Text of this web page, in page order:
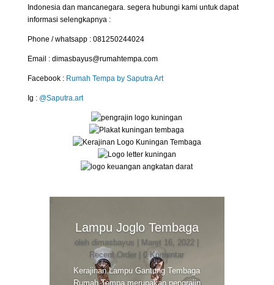
Indonesia dan mancanegara. segera hubungi kami untuk dapat
informasi selengkapnya :
Phone / whatsapp : 081250244024
Email : dimasbayus@rumahtempa.com
Facebook : Rumah Tempa by Saputra Art
Ig : @Saputra.art
Lampu Joglo Tembaga
olehdimasbayus Maret 16, 2022
Recent Order | 0 Komentar
Kerajinan Lampu Gantung Tembaga
Rumah Tempa merupakan pengrajin